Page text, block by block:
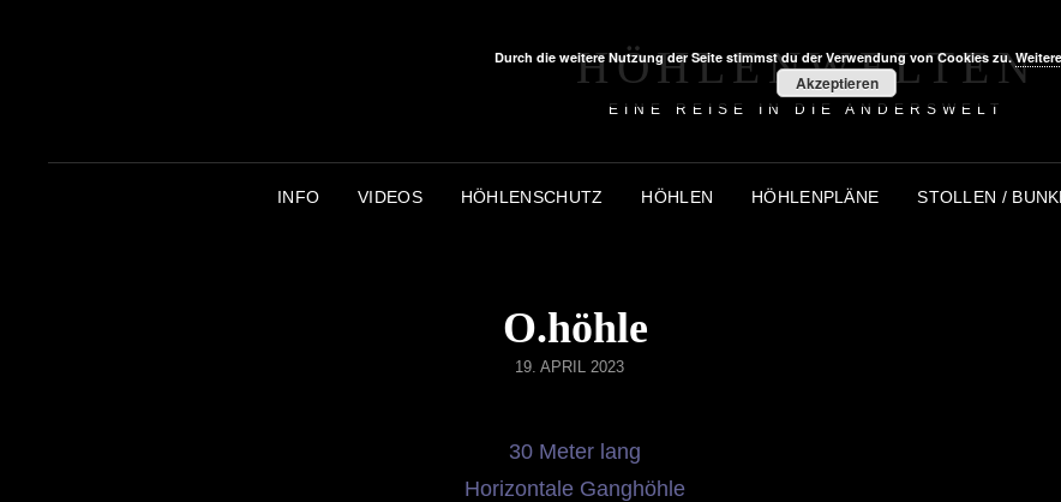
HÖHLENWELTEN
EINE REISE IN DIE ANDERSWELT
INFO VIDEOS HÖHLENSCHUTZ HÖHLEN HÖHLENPLÄNE STOLLEN /
O.höhle
POSTED
19. APRIL 2023
30 Meter lang
Horizontale Ganghöhle
Durch die weitere Nutzung der Seite stimmst du der Verwendung von Cookies zu.
Akzeptieren